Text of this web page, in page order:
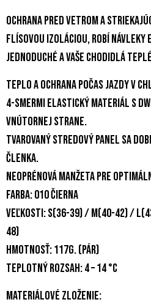
Ochrana pred vetrom a
flísovou izoláciou, robí návleky
jednoduché a vaše chodidlá
Teplo a ochrana počas jazdy v
4-smermi elastický materiál s
vnútornej strane.
Tvarovaný stredový panel sa
členka.
Neoprénová manžeta pre
Farba: 010 čierna
Veľkosti: S(36-39) / M(40-42) /
48)
Hmotnosť: 117g. (pár)
Teplotný rozsah: 4 – 14 °C
Materiálové zloženie: